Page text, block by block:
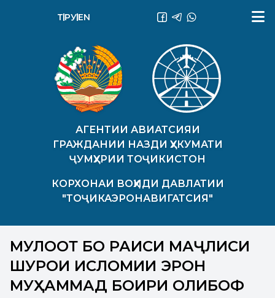
АГЕНТИИ АВИАТСИЯИ
ГРАЖДАНИИ НАЗДИ ҲУКУМАТИ
ҶУМҲУРИИ ТОҶИКИСТОН
КОРХОНАИ ВОҲИДИ ДАВЛАТИИ
"ТОҶИКАЭРОНАВИГАТСИЯ"
ТҶ РУEN
МУЛОҚОТ БО РАИСИ МАҶЛИСИ
ШУРОИ ИСЛОМИИ ЭРОН
МУҲАММАД БОҚИРИ ҚОЛИБОФ